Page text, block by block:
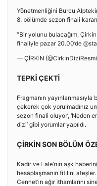
Yönetmenliğini Burcu
8. bölümde sezon finali
“Bir yolunu bulacağım,
finaliyle pazar 20.00’de
— ÇİRKİN
TEPKİ ÇEKTİ
Fragmanın
çekerek çok yorulmadınız
sezon finali oluyor’, ‘Neden
dizi’ gibi yorumlar yapıldı.
ÇİRKİN SON BÖLÜM
Kadir ve Lale’nin aşk
hesaplaşmanın fitilini
Cennet’in ağır ithamlarını